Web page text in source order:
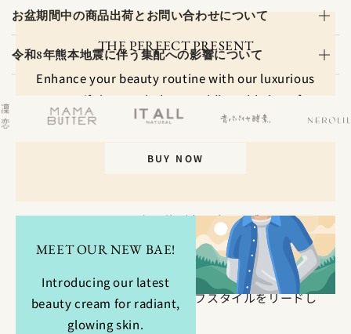
THE PERFECT PRESENT
Enhance your beauty routine with our luxurious
cream gift box. Includes a cuddly teddy bear for
added charm. Limited availability.
BUY NOW
MEET OUR NEW BAE!
Introducing our latest
beauty cream for radiant,
glowing skin.
お盆期間中の商品出荷とお問い合わせについて
令和8年熊本地震に伴う集配への影響について
SINCERE GARDENで心と体が喜ぶ癒しを感じてもら
自分で自分を癒せるようになることで、
自分の周りの人も癒していけるように。
日々の自分を癒し、整えるライフスタイルをリードし
ていきます。